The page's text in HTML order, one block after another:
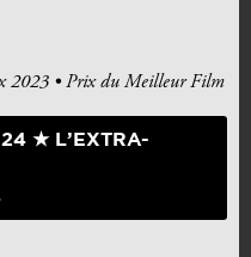
2023 • Prix du Meilleur Film
★ L’EXTRA-